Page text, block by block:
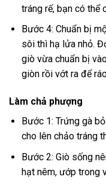
tráng rế, bạn có thể
Bước 4: Chuẩn bị
sôi thì hạ lửa nhỏ.
giò vừa chuẩn bị
giòn rồi vớt ra để
Làm chả phượng
Bước 1: Trứng gà
cho lên chảo tráng
Bước 2: Giò sống
hạt nêm, ướp trong